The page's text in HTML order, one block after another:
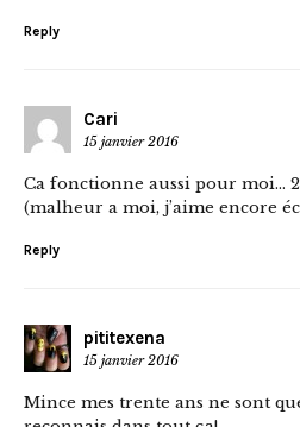
Reply
Cari
15 janvier 2016
Ca fonctionne aussi pour moi…
(malheur a moi, j’aime encore
Reply
pititexena
15 janvier 2016
Mince mes trente ans ne sont